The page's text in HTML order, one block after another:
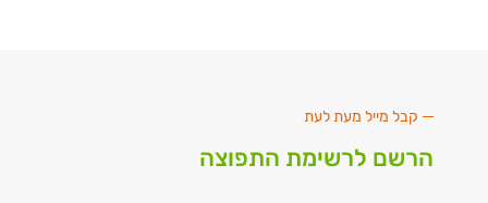
קבל מייל מעת לעת
הרשם לרשימת התפוצה